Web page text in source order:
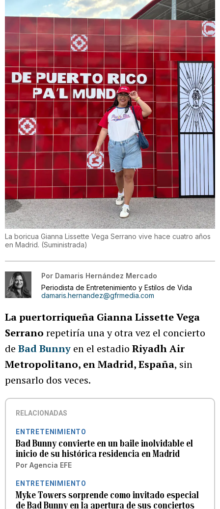
La boricua Gianna Lissette Vega Serrano vive hace cuatro años
en Madrid. (Suministrada)
Por Damaris Hernández Mercado
Periodista de Entretenimiento y Estilos de Vida
damaris.hernandez@gfrmedia.com
La puertorriqueña Gianna Lissette Vega
Serrano repetiría una y otra vez el concierto
de Bad Bunny en el estadio Riyadh Air
Metropolitano, en Madrid, España, sin
pensarlo dos veces.
RELACIONADAS
ENTRETENIMIENTO
Bad Bunny convierte en un baile inolvidable el
inicio de su histórica residencia en Madrid
Por Agencia EFE
ENTRETENIMIENTO
Myke Towers sorprende como invitado especial
de Bad Bunny en la apertura de sus conciertos